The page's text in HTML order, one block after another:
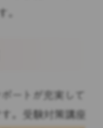
。
ートが充実して
。受験対策講座